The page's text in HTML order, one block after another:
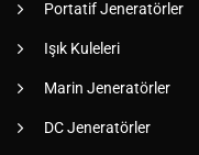
Portatif Jeneratörler
Işık Kuleleri
Marin Jeneratörler
DC Jeneratörler